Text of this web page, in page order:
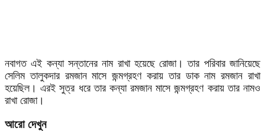
নবাগত এই কন্যা সন্তানের নাম রাখা হয়েছে রোজা। তার পরিবার জানিয়েছে
সেলিম তালুকদার রমজান মাসে জন্মগ্রহণ করায় তার ডাক নাম রমজান রাখা
হয়েছিল। এরই সুত্র ধরে তার কন্যা রমজান মাসে জন্মগ্রহণ করায় তার নামও
রাখা রোজা।
আরো দেখুন